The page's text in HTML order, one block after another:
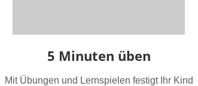
5 Minuten üben
Mit Übungen und Lernspielen festigt Ihr Kind